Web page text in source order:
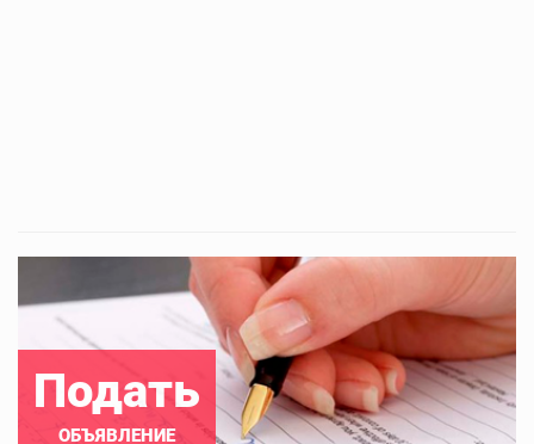
Подать
ОБЪЯВЛЕНИЕ